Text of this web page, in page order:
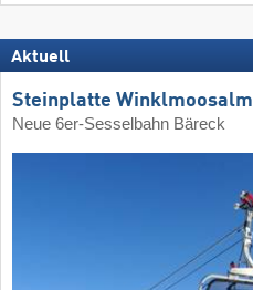
Aktuell
Steinplatte Winklmoosalm
Neue 6er-Sesselbahn Bäreck